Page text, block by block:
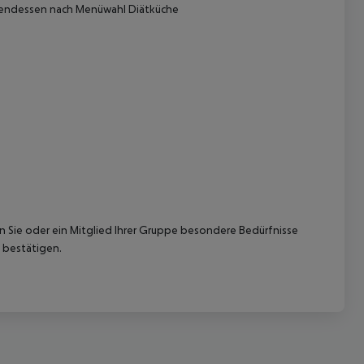
nach Menüwahl Diätküche
oder ein Mitglied Ihrer Gruppe besondere Bedürfnisse
bestätigen.